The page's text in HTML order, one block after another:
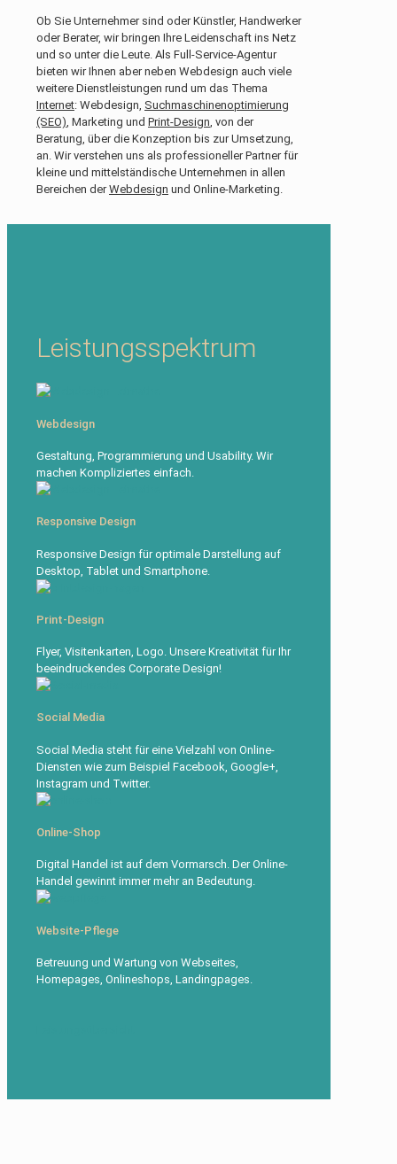
Ob Sie Unternehmer sind oder Künstler, Handwerker
oder Berater, wir bringen Ihre Leidenschaft ins Netz
und so unter die Leute. Als Full-Service-Agentur
bieten wir Ihnen aber neben Webdesign auch viele
weitere Dienstleistungen rund um das Thema
Internet: Webdesign, Suchmaschinenoptimierung
(SEO) , Marketing und Print-Design , von der
Beratung, über die Konzeption bis zur Umsetzung,
an. Wir verstehen uns als professioneller Partner für
kleine und mittelständische Unternehmen in allen
Bereichen derWebdesign und Online-Marketing.
Leistungsspektrum
Webdesign
Gestaltung, Programmierung und Usability. Wir
machen Kompliziertes einfach.
Responsive Design
Responsive Design für optimale Darstellung auf
Desktop, Tablet und Smartphone.
Print-Design
Flyer, Visitenkarten, Logo. Unsere Kreativität für Ihr
beeindruckendes Corporate Design!
Social Media
Social Media steht für eine Vielzahl von Online-
Diensten wie zum Beispiel Facebook, Google+,
Instagram und Twitter.
Online-Shop
Digital Handel ist auf dem Vormarsch. Der Online-
Handel gewinnt immer mehr an Bedeutung.
Website-Pflege
Betreuung und Wartung von Webseites,
Homepages, Onlineshops, Landingpages.